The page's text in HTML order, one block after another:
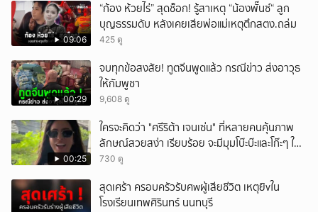
09:06
“ก้อง ห้วยไร่” สุดช็อก! รู้สาเหตุ “น้องพั๊นซ์“ ลูก
บุญธรรมดับ หลังเคยเสียพ่อแม่เหตุตึกสตง.ถล่ม
425 ดู
00:29
จบทุกข้อสงสัย! ทูตจีนพูดแล้ว กรณีข่าว ส่งอาวุธ
ให้กัมพูชา
9,608 ดู
00:25
ใครจะคิดว่า "ศรีริต้า เจนเซ่น" ที่หลายคนคุ้นภาพ
ลักษณ์สวยสง่า เรียบร้อย จะมีมุมโบ๊ะบ๊ะและโก๊ะๆ ให้
ได้อมยิ้มเหมือนกัน งานนี้ทำเอาแฟนๆ ทั้งเอ็นดูทั้ง
730 ดู
สุดเศร้า ครอบครัวรับศwผู้เสียชีวิต เหตุยิvใน
โรงเรียนเทพศิรินทร์ นนทบุรี